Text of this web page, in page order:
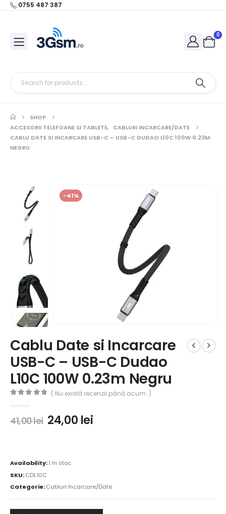
0755 487 387
0
SHOP
ACCESORII TELEFOANE SI TABLETE, CABLURI INCARCARE/DATE
CABLU DATE SI INCARCARE USB-C – USB-C DUDAO L10C 100W 0.23M
NEGRU
-41%
Cablu Date si Incarcare
USB-C – USB-C Dudao
L10C 100W 0.23m Negru
( Nu există recenzii până acum. )
41,00lei 24,00 lei
Availability:1 în stoc
SKU:CDL10C
Categorie:Cabluri Incarcare/Date